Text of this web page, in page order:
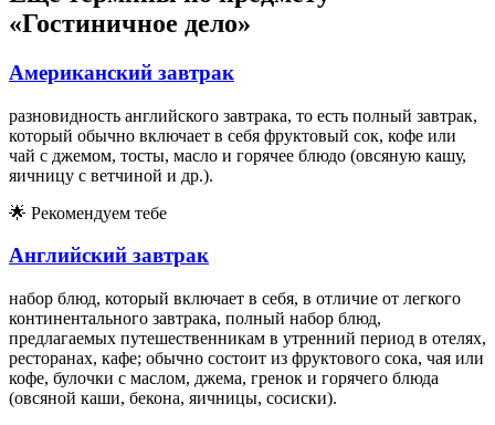
«Гостиничное дело»
Американский завтрак
разновидность английского завтрака, то есть полный завтрак,
который обычно включает в себя фруктовый сок, кофе или
чай с джемом, тосты, масло и горячее блюдо (овсяную кашу,
яичницу с ветчиной и др.).
🌟 Рекомендуем тебе
Английский завтрак
набор блюд, который включает в себя, в отличие от легкого
континентального завтрака, полный набор блюд,
предлагаемых путешественникам в утренний период в отелях,
ресторанах, кафе; обычно состоит из фруктового сока, чая или
кофе, булочки с маслом, джема, гренок и горячего блюда
(овсяной каши, бекона, яичницы, сосиски).